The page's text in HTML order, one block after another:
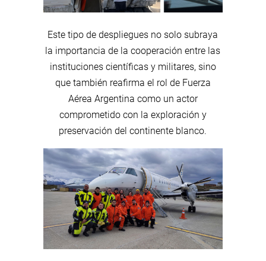
Este tipo de despliegues no solo subraya
la importancia de la cooperación entre las
instituciones científicas y militares, sino
que también reafirma el rol de Fuerza
Aérea Argentina como un actor
comprometido con la exploración y
preservación del continente blanco.